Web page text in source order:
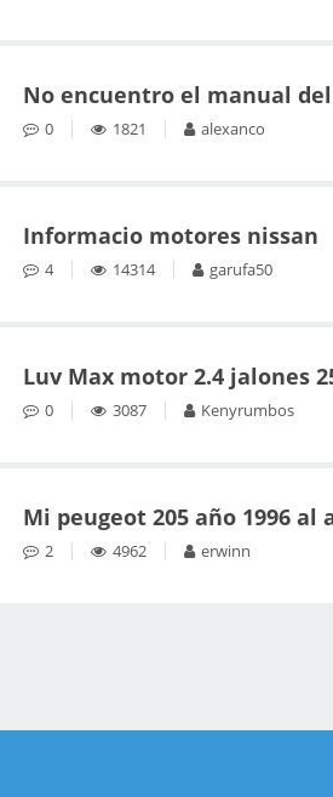
No encuentro el manual del
0 1821 alexanco
Informacio motores nissan
4 14314 garufa50
Luv Max motor 2.4 jalones
0 3087 Kenyrumbos
Mi peugeot 205 año 1996
2 4962 erwinn